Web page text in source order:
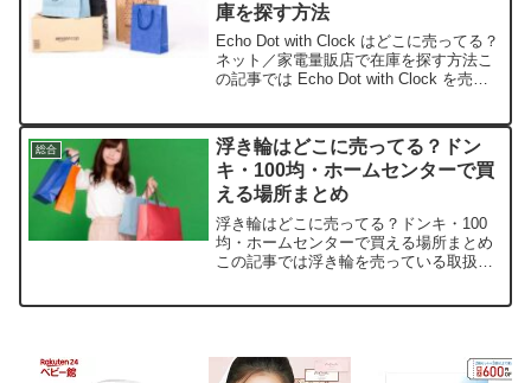
庫を探す方法
Echo Dot with Clock はどこに売ってる？
ネット／家電量販店で在庫を探す方法こ
の記事では Echo Dot with Clock を売っ
店参考価格（税込...
総合
浮き輪はどこに売ってる？ドン
キ・100均・ホームセンターで買
える場所まとめ
浮き輪はどこに売ってる？ドンキ・100
均・ホームセンターで買える場所まとめ
この記事では浮き輪を売っている取扱店